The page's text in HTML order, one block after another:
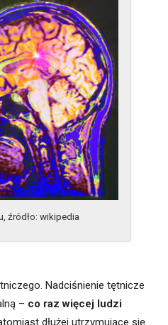
źródło: wikipedia
Nadciśnienie tętnicze
– co raz więcej ludzi
dłużej utrzymujące się